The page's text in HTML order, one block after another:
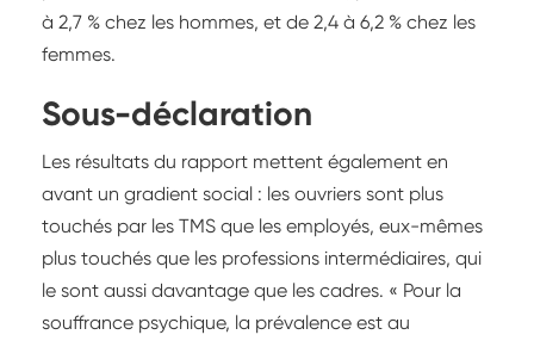
à 2,7 % chez les hommes, et de 2,4 à 6,2 % chez les
femmes.
Sous-déclaration
Les résultats du rapport mettent également en
avant un gradient social : les ouvriers sont plus
touchés par les TMS que les employés, eux-mêmes
plus touchés que les professions intermédiaires, qui
le sont aussi davantage que les cadres. « Pour la
souffrance psychique, la prévalence est au